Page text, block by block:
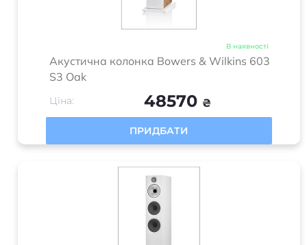
В наявності
Акустична колонка Bowers & Wilkins 603
S3 Oak
Ціна: 48570 ₴
ПРИДБАТИ